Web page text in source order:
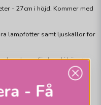
- 27cm i höjd. Kommer med
lampfötter samt ljuskällor för
och sys för hand i högsta
- Få